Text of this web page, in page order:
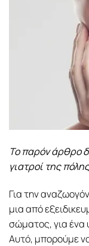
Το παρόν άρθρο
γιατροί της
Για την
μια από
σώματος, για ένα
Αυτό, μπορούμε